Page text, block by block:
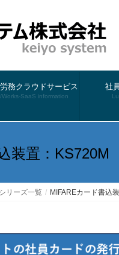
務クラウドサービス
/Works-SaaS information
社
装置：KS720M
リーズ一覧 MIFAREカード書込